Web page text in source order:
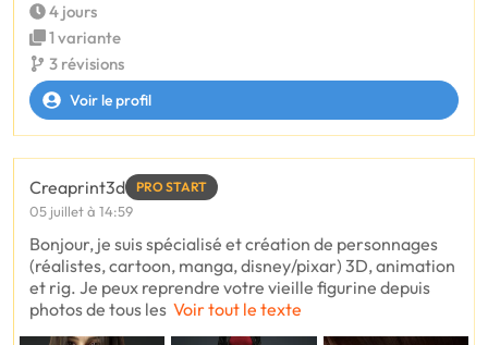
4 jours
1 variante
3 révisions
Voir le profil
Creaprint3d PRO START
05 juillet à 14:59
Bonjour, je suis spécialisé et création de personnages
(réalistes, cartoon, manga, disney/pixar) 3D, animation
et rig. Je peux reprendre votre vieille figurine depuis
photos de tous les Voir tout le texte